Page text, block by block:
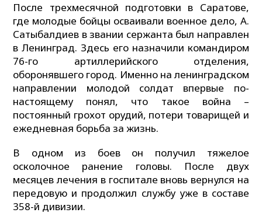
После трехмесячной подготовки в Саратове,
где молодые бойцы осваивали военное дело, А.
Сатыбалдиев в звании сержанта был направлен
в Ленинград. Здесь его назначили командиром
76-го артиллерийского отделения,
оборонявшего город. Именно на ленинградском
направлении молодой солдат впервые по-
настоящему понял, что такое война –
постоянный грохот орудий, потери товарищей и
ежедневная борьба за жизнь.
В одном из боев он получил тяжелое
осколочное ранение головы. После двух
месяцев лечения в госпитале вновь вернулся на
передовую и продолжил службу уже в составе
358-й дивизии.